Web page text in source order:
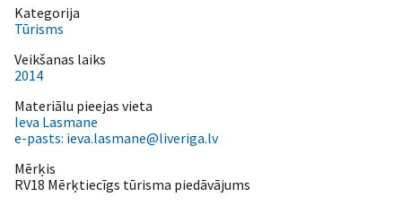
Kategorija
Tūrisms
Veikšanas laiks
2014
Materiālu pieejas vieta
Ieva Lasmane
e-pasts: ieva.lasmane@liveriga.lv
Mērķis
RV18 Mērķtiecīgs tūrisma piedāvājums